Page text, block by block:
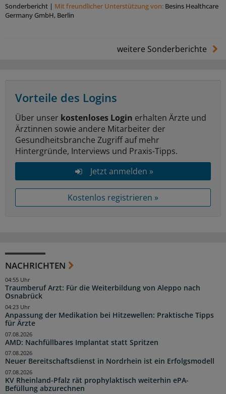
Sonderbericht | Mit freundlicher Unterstützung von: Besins Healthcare
Germany GmbH, Berlin
weitere Sonderberichte
Vorteile des Logins
Über unser kostenloses Login erhalten Ärzte und
Ärztinnen sowie andere Mitarbeiter der
Gesundheitsbranche Zugriff auf mehr
Hintergründe, Interviews und Praxis-Tipps.
Jetzt anmelden »
Kostenlos registrieren »
NACHRICHTEN
Traumberuf Arzt: Für die Weiterbildung von Aleppo nach
Osnabrück
04:55 Uhr
Anpassung der Medikation bei Hitzewellen: Praktische Tipps
für Ärzte
04:23 Uhr
AMD: Nachfüllbares Implantat statt Spritzen
07.08.2026
Neuer Bereitschaftsdienst in Nordrhein ist ein Erfolgsmodell
07.08.2026
KV Rheinland-Pfalz rät prophylaktisch weiterhin ePA-
Befüllung abzurechnen
07.08.2026